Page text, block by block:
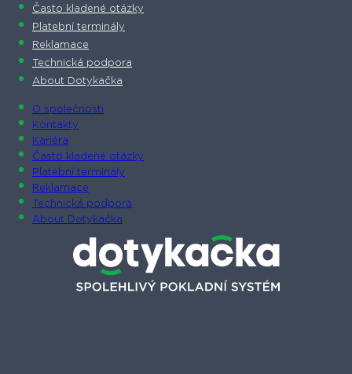
Často kladené otázky
Platební terminály
Reklamace
Technická podpora
About Dotykačka
O společnosti
Kontakty
Kariéra
Často kladené otázky
Platební terminály
Reklamace
Technická podpora
About Dotykačka